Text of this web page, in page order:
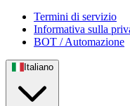
Termini di servizio
Informativa sulla
BOT / Automazione
Italiano